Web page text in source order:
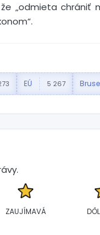
„odmieta chrániť
EÚ 5 267
ZAUJÍMAVÁ